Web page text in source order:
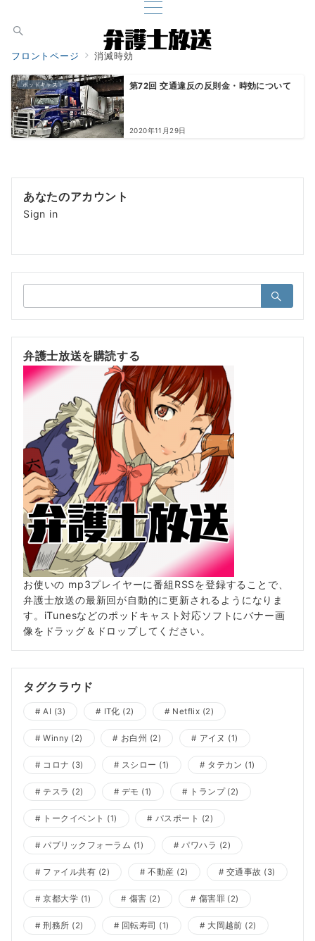
フロントページ 消滅時効
ポッドキャスト 第72回 交通違反の反則金・時効について
2020年11月29日
あなたのアカウント
Sign in
索：
弁護士放送を購読する
お使いの mp3プレイヤーに番組RSSを登録することで、
弁護士放送の最新回が自動的に更新されるようになりま
す。iTunesなどのポッドキャスト対応ソフトにバナー画
像をドラッグ＆ドロップしてください。
タグクラウド
AI (3) IT化 (2) Netflix (2)
Winny (2) お白州 (2) アイヌ (1)
コロナ (3) スシロー (1) タテカン (1)
テスラ (2) デモ (1) トランプ(2)
トークイベント (1) パスポート (2)
パブリックフォーラム (1) パワハラ (2)
ファイル共有 (2) 不動産 (2) 交通事故 (3)
京都大学 (1) 傷害 (2) 傷害罪 (2)
刑務所 (2) 回転寿司 (1) 大岡越前 (2)